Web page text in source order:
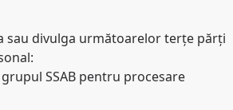
sau divulga următoarelor terțe părți
SSAB pentru procesare